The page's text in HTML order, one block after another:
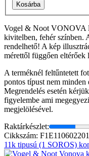
Kosárba
Vogel & Noot VONOVA
kivitelben, fehér színben.
rendelhető! A kép
mérettől függően eltérőek
A terméknél feltűntetett
pontos típust nem minden
Megrendelés esetén
figyelembe ami
megjelölésével.
Raktárkészlet:
Cikkszám:
11k tipusú (1 SOROS)